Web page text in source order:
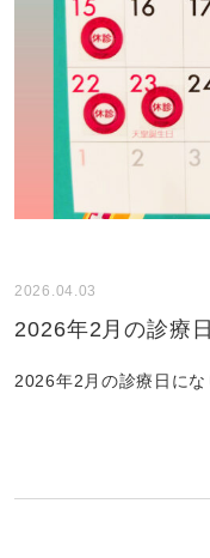
2026.04.03
2026年2月の診療日
2026年2月の診療日にな